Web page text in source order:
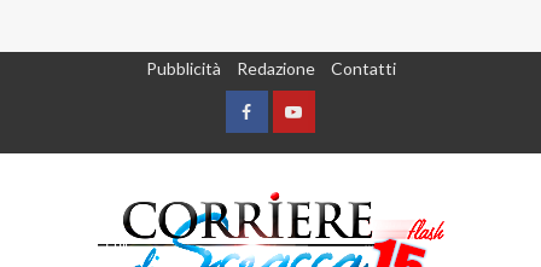
Pubblicità Redazione Contatti
FacebookYountube